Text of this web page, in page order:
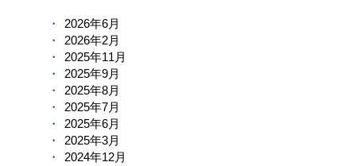
2026年6月
2026年2月
2025年11月
2025年9月
2025年8月
2025年7月
2025年6月
2025年3月
2024年12月